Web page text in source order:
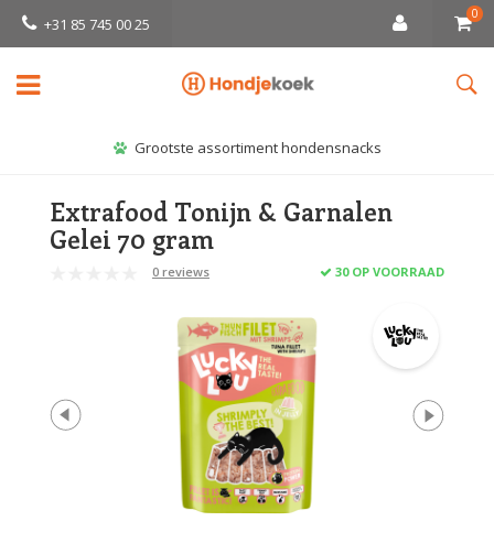
+31 85 745 00 25
0
Grootste assortiment hondensnacks
Extrafood Tonijn & Garnalen
Gelei 70 gram
0 reviews 30 OP VOORRAAD